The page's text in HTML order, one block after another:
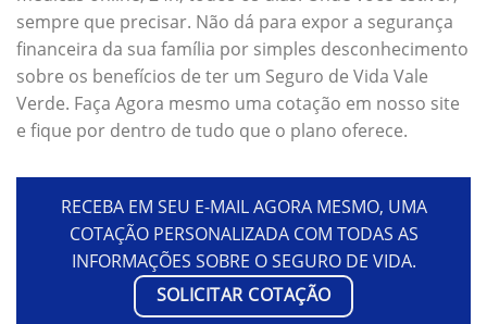
sempre que precisar. Não dá para expor a segurança
financeira da sua família por simples desconhecimento
sobre os benefícios de ter um Seguro de Vida Vale
Verde. Faça Agora mesmo uma cotação em nosso site
e fique por dentro de tudo que o plano oferece.
RECEBA EM SEU E-MAIL AGORA MESMO, UMA
COTAÇÃO PERSONALIZADA COM TODAS AS
INFORMAÇÕES SOBRE O SEGURO DE VIDA.
SOLICITAR COTAÇÃO